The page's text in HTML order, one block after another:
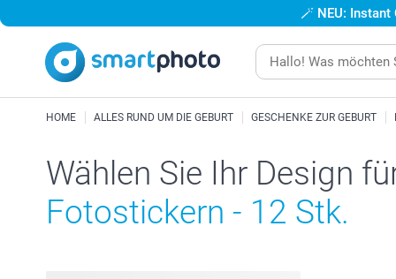
🪄 NEU:
HOME ALLES RUND UM DIE GEBURT GESCHENKE ZUR GEBURT
Wählen Sie Ihr Design
Fotostickern - 12 Stk.